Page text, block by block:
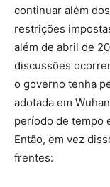
continuar além
restrições
além de abril de
discussões
o governo tenha
adotada em
período de tempo
Então, em vez
frentes: